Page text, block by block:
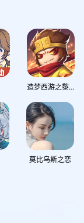
造梦西游之黎尤浩劫篇
莫比乌斯之恋